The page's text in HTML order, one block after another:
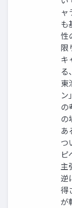
ャ
も
性
限
キ
る
東
ン
の
の
あ
つ
ピ
主
逆
得
が